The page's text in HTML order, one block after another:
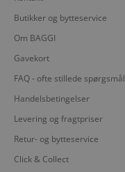
Butikker og bytteservice
Om BAGGI
Gavekort
FAQ - ofte stillede spørgsmål
Handelsbetingelser
Levering og fragtpriser
Retur- og bytteservice
Click & Collect